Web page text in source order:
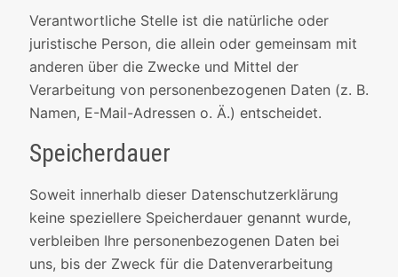
Verantwortliche Stelle ist die natürliche oder
juristische Person, die allein oder gemeinsam mit
anderen über die Zwecke und Mittel der
Verarbeitung von personenbezogenen Daten (z. B.
Namen, E-Mail-Adressen o. Ä.) entscheidet.
Speicherdauer
Soweit innerhalb dieser Datenschutzerklärung
keine speziellere Speicherdauer genannt wurde,
verbleiben Ihre personenbezogenen Daten bei
uns, bis der Zweck für die Datenverarbeitung